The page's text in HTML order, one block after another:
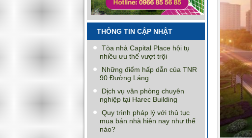
THÔNG TIN CẬP NHẬT
Tòa nhà Capital Place hội tụ
nhiều ưu thế vượt trội
Những điểm hấp dẫn của TNR
90 Đường Láng
Dịch vụ văn phòng chuyên
nghiệp tại Harec Building
Quy trình pháp lý với thủ tục
mua bán nhà hiện nay như thế
nào?